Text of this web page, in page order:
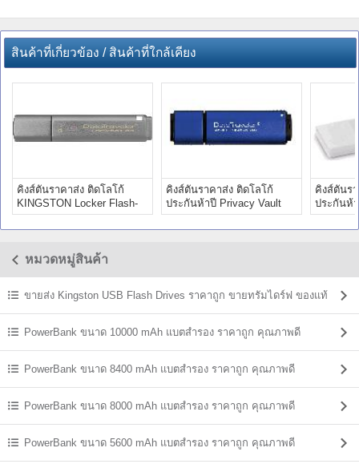
สินค้าที่เกี่ยวข้อง / สินค้าที่ใกล้เคียง
คิงส์ตันราคาส่ง ติดโลโก้
KINGSTON Locker Flash-
drive 4gb
คิงส์ตันราคาส่ง ติดโลโก้
ประกันห้าปี Privacy Vault
Digital 4GB
คิงส์ตันร
ประกันห้
Flash-
หมวดหมู่สินค้า
ขายส่ง Kingston USB Flash Drives ราคาถูก ขายทรัมไดร์ฟ ของแท้
PowerBank ขนาด 10000 mAh แบตสํารอง ราคาถูก คุณภาพดี
PowerBank ขนาด 8400 mAh แบตสํารอง ราคาถูก คุณภาพดี
PowerBank ขนาด 8000 mAh แบตสํารอง ราคาถูก คุณภาพดี
PowerBank ขนาด 5600 mAh แบตสํารอง ราคาถูก คุณภาพดี